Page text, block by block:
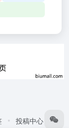
投稿中心